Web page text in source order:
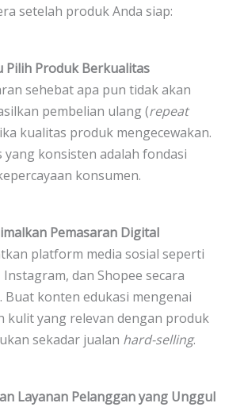
setelah produk Anda siap:
Pilih Produk Berkualitas
sehebat apa pun tidak akan
pembelian ulang (repeat
kualitas produk mengecewakan.
yang konsisten adalah fondasi
konsumen.
Pemasaran Digital
platform media sosial seperti
dan Shopee secara
Buat konten edukasi mengenai
kulit yang relevan dengan produk
sekadar jualan hard-selling.
Layanan Pelanggan yang Unggul